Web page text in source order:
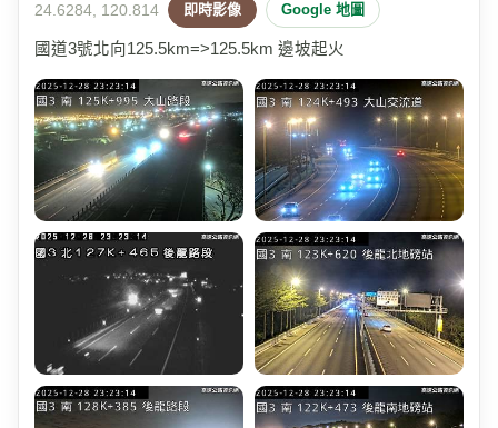
24.6284, 120.814
即時影像 Google 地圖
國道3號北向125.5km=>125.5km 邊坡起火